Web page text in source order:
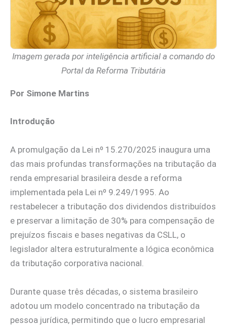
Imagem gerada por inteligência artificial a comando do
Portal da Reforma Tributária
Por Simone Martins
Introdução
A promulgação da Lei nº 15.270/2025 inaugura uma
das mais profundas transformações na tributação da
renda empresarial brasileira desde a reforma
implementada pela Lei nº 9.249/1995. Ao
restabelecer a tributação dos dividendos distribuídos
e preservar a limitação de 30% para compensação de
prejuízos fiscais e bases negativas da CSLL, o
legislador altera estruturalmente a lógica econômica
da tributação corporativa nacional.
Durante quase três décadas, o sistema brasileiro
adotou um modelo concentrado na tributação da
pessoa jurídica, permitindo que o lucro empresarial